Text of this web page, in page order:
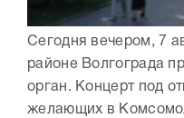
Сегодня вечером, 7
районе Волгограда
орган. Концерт под
желающих в